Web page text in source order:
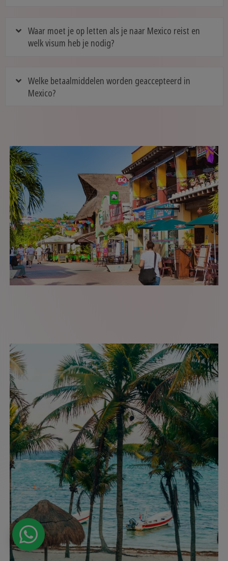
Waar moet je op letten als je naar Mexico reist en
welk visum heb je nodig?
Welke betaalmiddelen worden geaccepteerd in
Mexico?